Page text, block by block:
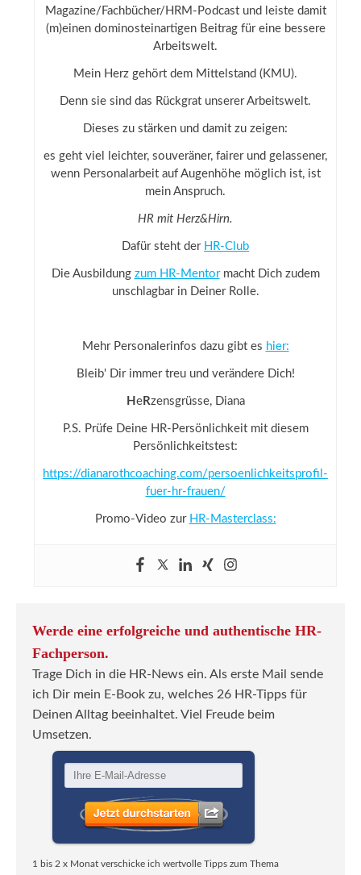
Magazine/Fachbücher/HRM-Podcast und leiste damit
(m)einen dominosteinartigen Beitrag für eine bessere
Arbeitswelt.
Mein Herz gehört dem Mittelstand (KMU).
Denn sie sind das Rückgrat unserer Arbeitswelt.
Dieses zu stärken und damit zu zeigen:
es geht viel leichter, souveräner, fairer und gelassener,
wenn Personalarbeit auf Augenhöhe möglich ist, ist
mein Anspruch.
HR mit Herz&Hirn.
Dafür steht der HR-Club
Die Ausbildung zum HR-Mentormacht Dich zudem
unschlagbar in Deiner Rolle.
Mehr Personalerinfos dazu gibt es hier:
Bleib' Dir immer treu und verändere Dich!
H eRzensgrüsse, Diana
P.S. Prüfe Deine HR-Persönlichkeit mit diesem
Persönlichkeitstest:
https://dianarothcoaching.com/persoenlichkeitsprofil-
fuer-hr-frauen/
Promo-Video zur HR-Masterclass:
Werde eine erfolgreiche und authentische HR-
Fachperson.
Trage Dich in die HR-News ein. Als erste Mail sende
ich Dir mein E-Book zu, welches 26 HR-Tipps für
Deinen Alltag beeinhaltet. Viel Freude beim
Umsetzen.
1 bis 2 x Monat verschicke ich wertvolle Tipps zum Thema